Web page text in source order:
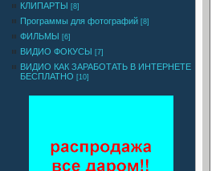
КЛИПАРТЫ [8]
Программы для фотографий [8]
ФИЛЬМЫ [6]
ВИДИО ФОКУСЫ [7]
ВИДИО КАК ЗАРАБОТАТЬ В ИНТЕРНЕТЕ
БЕСПЛАТНО [10]